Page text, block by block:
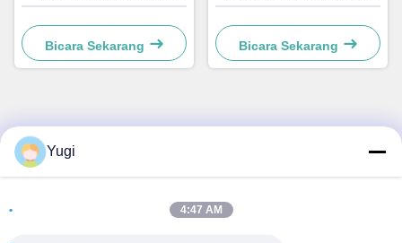
Printer Main PCB Controller
Board 01750063547
Bicara Sekarang
Bagian 01750069162
1750069162
Bicara Sekarang
Kontak Cepat
Ruang 502, Bangunan 5, Taman Real Estate Qide, No. 2-1,
Yugi
4:47 AM